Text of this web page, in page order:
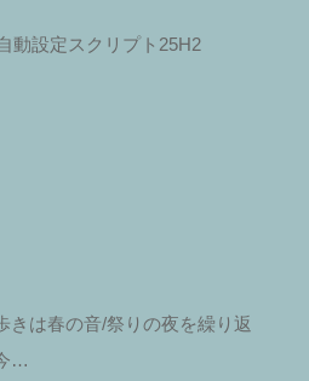
動設定スクリプト25H2
きは春の音/祭りの夜を繰り返
…